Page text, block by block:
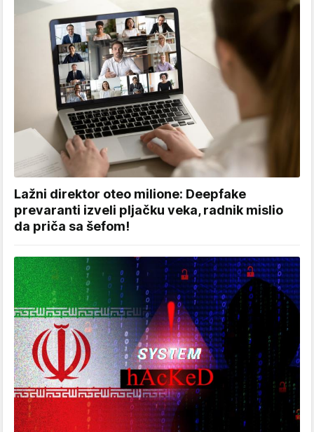
Lažni direktor oteo milione: Deepfake
prevaranti izveli pljačku veka, radnik mislio
da priča sa šefom!